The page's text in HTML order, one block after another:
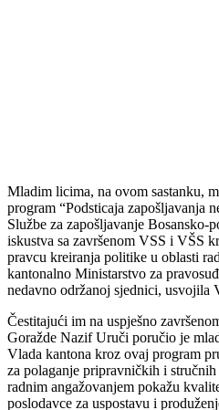
Mladim licima, na ovom sastanku,
program “Podsticaja zapošljavanja
Službe za zapošljavanje Bosansko-
iskustva sa završenom VSS i VŠS
kantonalno Ministarstvo za
nedavno održanoj sjednici, usvojila
Čestitajući im na uspješno
Goražde Nazif Uruči poručio je
Vlada kantona kroz ovaj program